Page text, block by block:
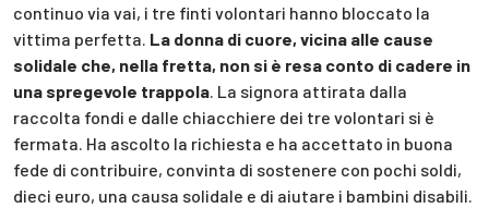
continuo via vai, i tre finti volontari hanno bloccato la
vittima perfetta. La donna di cuore, vicina alle cause
solidale che, nella fretta, non si è resa conto di cadere in
una spregevole trappola. La signora attirata dalla
raccolta fondi e dalle chiacchiere dei tre volontari si è
fermata. Ha ascolto la richiesta e ha accettato in buona
fede di contribuire, convinta di sostenere con pochi soldi,
dieci euro, una causa solidale e di aiutare i bambini disabili.